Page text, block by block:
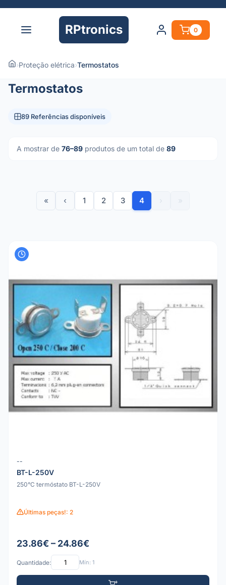
RPtronics 0
›Proteção elétrica›Termostatos
Termostatos
89 Referências disponíveis
A mostrar de 76–89 produtos de um total de 89
« ‹ 1 2 3 4
--
BT-L-250V
250°C termóstato BT-L-250V
Últimas peças!: 2
23.86€ – 24.86€
Quantidade: Mín: 1